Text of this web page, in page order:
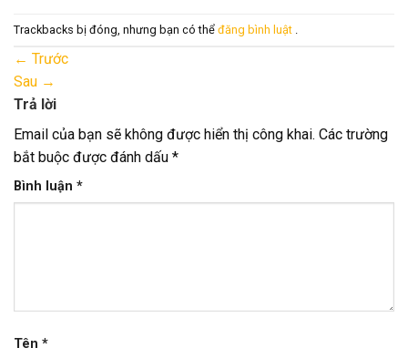
Trackbacks bị đóng, nhưng bạn có thể đăng bình luật
← Trước
Sau →
Trả lời
Email của bạn sẽ không được hiển thị công khai. Các trường
bắt buộc được đánh dấu *
Bình luận *
Tên *